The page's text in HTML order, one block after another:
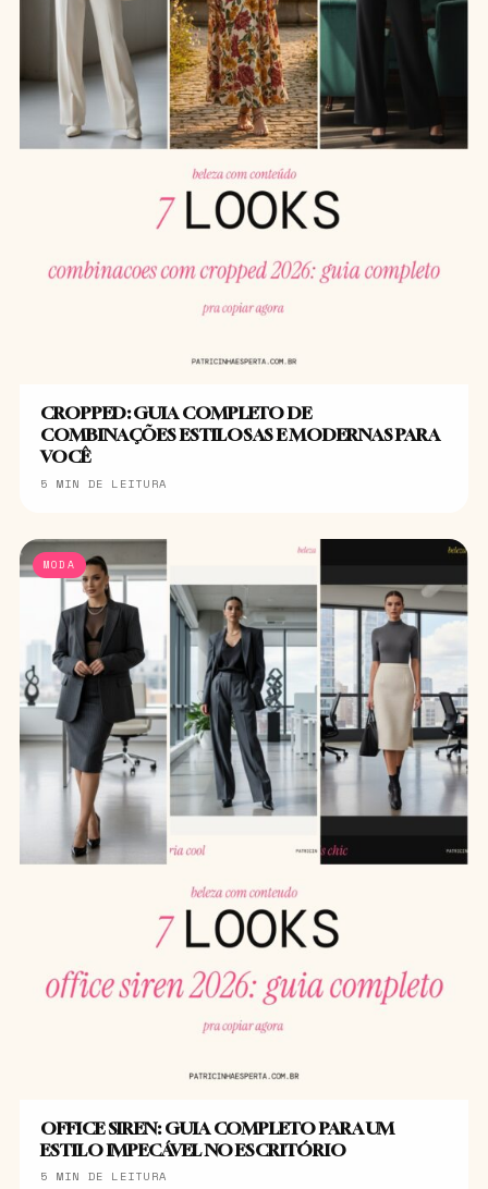
CROPPED: GUIA COMPLETO DE
COMBINAÇÕES ESTILOSAS E MODERNAS PARA
VOCÊ
5 MIN DE LEITURA
MODA
OFFICE SIREN: GUIA COMPLETO PARA UM
ESTILO IMPECÁVEL NO ESCRITÓRIO
5 MIN DE LEITURA